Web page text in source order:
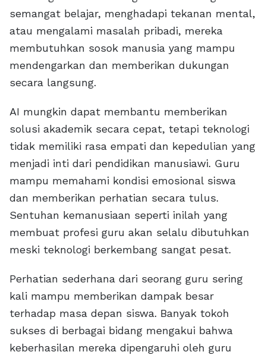
semangat belajar, menghadapi tekanan mental,
atau mengalami masalah pribadi, mereka
membutuhkan sosok manusia yang mampu
mendengarkan dan memberikan dukungan
secara langsung.
AI mungkin dapat membantu memberikan
solusi akademik secara cepat, tetapi teknologi
tidak memiliki rasa empati dan kepedulian yang
menjadi inti dari pendidikan manusiawi. Guru
mampu memahami kondisi emosional siswa
dan memberikan perhatian secara tulus.
Sentuhan kemanusiaan seperti inilah yang
membuat profesi guru akan selalu dibutuhkan
meski teknologi berkembang sangat pesat.
Perhatian sederhana dari seorang guru sering
kali mampu memberikan dampak besar
terhadap masa depan siswa. Banyak tokoh
sukses di berbagai bidang mengakui bahwa
keberhasilan mereka dipengaruhi oleh guru